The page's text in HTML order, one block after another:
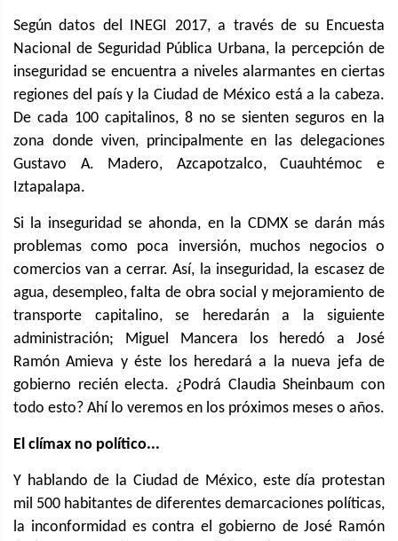
Según datos del INEGI 2017, a través de su Encuesta
Nacional de Seguridad Pública Urbana, la percepción de
inseguridad se encuentra a niveles alarmantes en ciertas
regiones del país y la Ciudad de México está a la cabeza.
De cada 100 capitalinos, 8 no se sienten seguros en la
zona donde viven, principalmente en las delegaciones
Gustavo A. Madero, Azcapotzalco, Cuauhtémoc e
Iztapalapa.
Si la inseguridad se ahonda, en la CDMX se darán más
problemas como poca inversión, muchos negocios o
comercios van a cerrar. Así, la inseguridad, la escasez de
agua, desempleo, falta de obra social y mejoramiento de
transporte capitalino, se heredarán a la siguiente
administración; Miguel Mancera los heredó a José
Ramón Amieva y éste los heredará a la nueva jefa de
gobierno recién electa. ¿Podrá Claudia Sheinbaum con
todo esto? Ahí lo veremos en los próximos meses o años.
El clímax no político...
Y hablando de la Ciudad de México, este día protestan
mil 500 habitantes de diferentes demarcaciones políticas,
la inconformidad es contra el gobierno de José Ramón